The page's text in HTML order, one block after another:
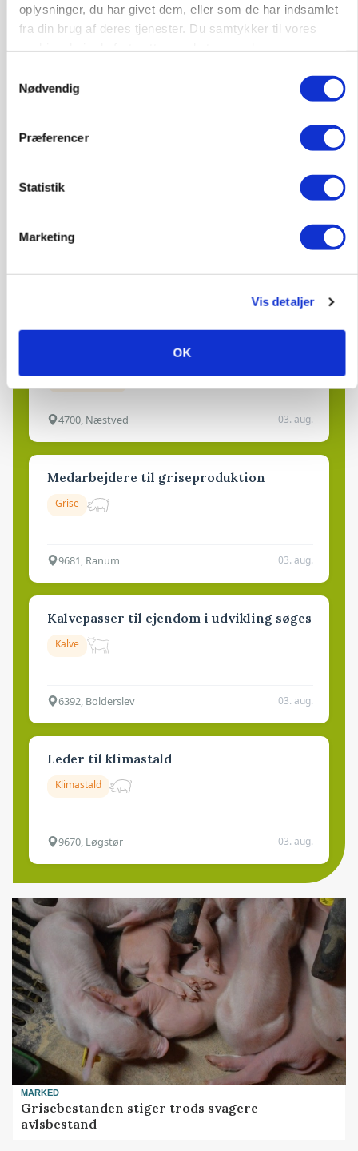
oplysninger, du har givet dem, eller som de har indsamlet
fra din brug af deres tjenester. Du samtykker til vores
Nødvendig
Præferencer
Statistik
Marketing
Vis detaljer
OK
Elevplads tilbydes ved Ringkøbing /
Grise
6950, Ringkøbing 06. aug.
Rørlægger / håndmand søges til
Anlæg
4690, Haslev NY 06. aug.
Godstransport
4700, Næstved 03. aug.
Medarbejdere til griseproduktion
Grise
9681, Ranum 03. aug.
Kalvepasser til ejendom i udvikling søges
Kalve
6392, Bolderslev 03. aug.
Leder til klimastald
Klimastald
9670, Løgstør 03. aug.
MARKED
Grisebestanden stiger trods svagere
avlsbestand